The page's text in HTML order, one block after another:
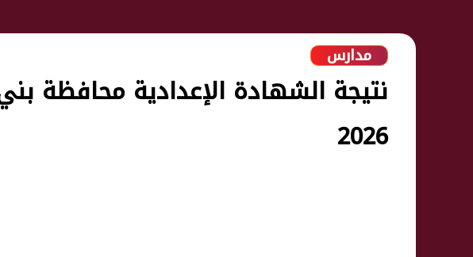
مدارس
نتيجة الشهادة الإعدادية محافظة
2026